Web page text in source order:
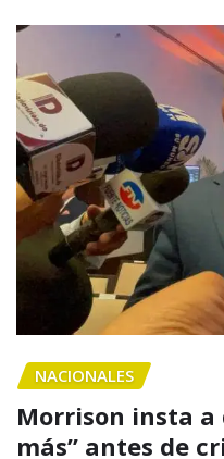
NACIONALES
Morrison insta a
más” antes de